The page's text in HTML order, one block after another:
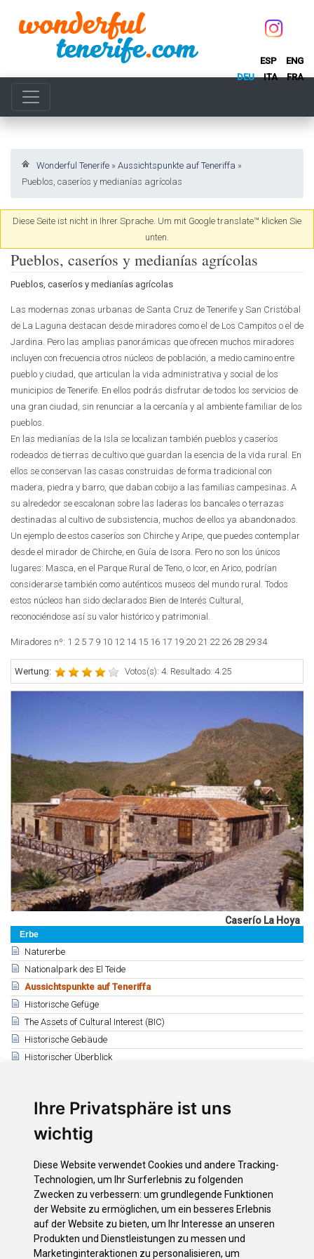
Ihre Privatsphäre ist uns
wichtig
Diese Website verwendet Cookies und andere Tracking-
Technologien, um Ihr Surferlebnis zu folgenden
Zwecken zu verbessern: um grundlegende Funktionen
der Website zu ermöglichen, um ein besseres Erlebnis
auf der Website zu bieten, um Ihr Interesse an unseren
Produkten und Dienstleistungen zu messen und
Marketinginteraktionen zu personalisieren, um
ESP
ENG
DEU
ITA FRA
Wonderful Tenerife » Aussichtspunkte auf Teneriffa »
Pueblos, caseríos y medianías agrícolas
Diese Seite ist nicht in Ihrer Sprache. Um mit Google translate™ klicken Sie
unten.
Erbe
Naturerbe
Nationalpark des El Teide
Aussichtspunkte auf Teneriffa
Historische Gefüge
The Assets of Cultural Interest (BIC)
Historische Gebäude
Historischer Überblick
Aussichtspunkte auf Teneriffa
Pueblos, caseríos y medianías agrícolas
Ciudades entre Europa y América
La costa, entre playas y acantilados
Bosques bajo la niebla, bosques bajo el sol
Barrancos valles y macizos antiguos, la huella de la erosión
Pueblos, caseríos y medianías agrícolas
Pueblos, caseríos y medianías agrícolas
Las modernas zonas urbanas de Santa Cruz de Tenerife y San Cristóbal
de La Laguna destacan desde miradores como el de Los Campitos o el de
Jardina. Pero las amplias panorámicas que ofrecen muchos miradores
incluyen con frecuencia otros núcleos de población, a medio camino entre
pueblo y ciudad, que articulan la vida administrativa y social de los
municipios de Tenerife. En ellos podrás disfrutar de todos los servicios de
una gran ciudad, sin renunciar a la cercanía y al ambiente familiar de los
pueblos.
En las medianías de la Isla se localizan también pueblos y caseríos
rodeados de tierras de cultivo que guardan la esencia de la vida rural. En
ellos se conservan las casas construidas de forma tradicional con
madera, piedra y barro, que daban cobijo a las familias campesinas. A
su alrededor se escalonan sobre las laderas los bancales o terrazas
destinadas al cultivo de subsistencia, muchos de ellos ya abandonados.
Un ejemplo de estos caseríos son Chirche y Aripe, que puedes contemplar
desde el mirador de Chirche, en Guía de Isora. Pero no son los únicos
lugares: Masca, en el Parque Rural de Teno, o Icor, en Arico, podrían
considerarse también como auténticos museos del mundo rural. Todos
estos núcleos han sido declarados Bien de Interés Cultural,
reconociéndose así su valor histórico y patrimonial.
Miradores nº: 1 2 5 7 9 10 12 14 15 16 17 19 20 21 22 26 28 29 34
Wertung: Votos(s): 4. Resultado: 4.25
Caserío La Hoya